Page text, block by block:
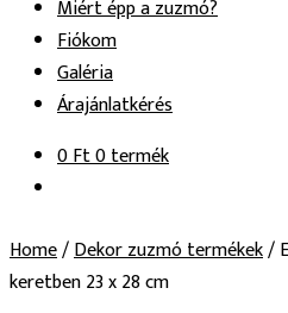
Miért épp a zuzmó?
Fiókom
Galéria
Árajánlatkérés
0Ft0 termék
Home/Dekor zuzmó termékek/
keretben 23 x 28 cm